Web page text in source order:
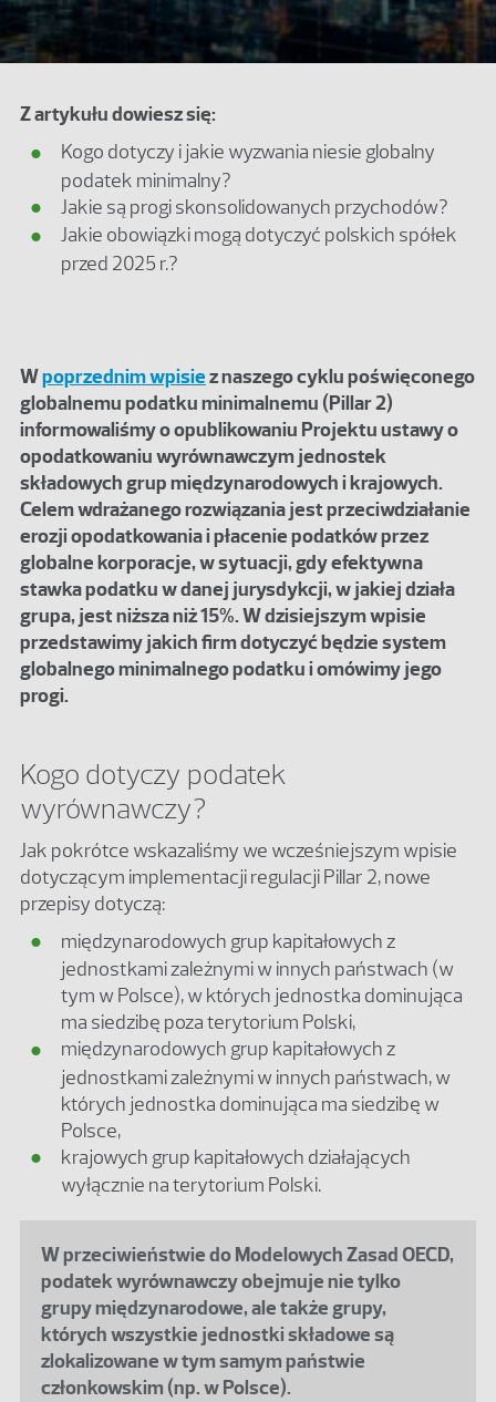
Z artykułu dowiesz się:
Kogo dotyczy i jakie wyzwania niesie globalny
podatek minimalny?
Jakie są progi skonsolidowanych przychodów?
Jakie obowiązki mogą dotyczyć polskich spółek
przed 2025 r.?
Wpoprzednim wpisiez naszego cyklu poświęconego
globalnemu podatku minimalnemu (Pillar 2)
informowaliśmy o opublikowaniu Projektu ustawy o
opodatkowaniu wyrównawczym jednostek
składowych grup międzynarodowych i krajowych.
Celem wdrażanego rozwiązania jest przeciwdziałanie
erozji opodatkowania i płacenie podatków przez
globalne korporacje, w sytuacji, gdy efektywna
stawka podatku w danej jurysdykcji, w jakiej działa
grupa, jest niższa niż 15%. W dzisiejszym wpisie
przedstawimy jakich firm dotyczyć będzie system
globalnego minimalnego podatku i omówimy jego
progi.
Kogo dotyczy podatek
wyrównawczy?
Jak pokrótce wskazaliśmy we wcześniejszym wpisie
dotyczącym implementacji regulacji Pillar 2, nowe
przepisy dotyczą:
międzynarodowych grup kapitałowych z
jednostkami zależnymi w innych państwach (w
tym w Polsce), w których jednostka dominująca
ma siedzibę poza terytorium Polski,
międzynarodowych grup kapitałowych z
jednostkami zależnymi w innych państwach, w
których jednostka dominująca ma siedzibę w
Polsce,
krajowych grup kapitałowych działających
wyłącznie na terytorium Polski.
W przeciwieństwie do Modelowych Zasad OECD,
podatek wyrównawczy obejmuje nie tylko
grupy międzynarodowe, ale także grupy,
których wszystkie jednostki składowe są
zlokalizowane w tym samym państwie
członkowskim (np. w Polsce).